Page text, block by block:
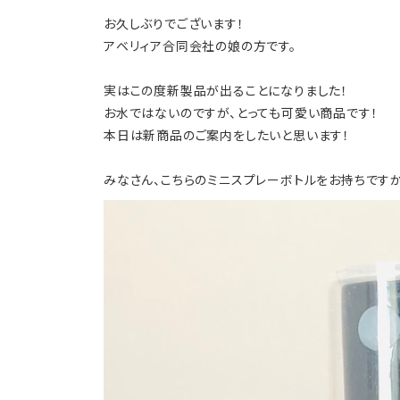
お久しぶりでございます！
アベリィア合同会社の娘の方です。
実はこの度新製品が出ることになりました！
お水ではないのですが、とっても可愛い商品です！
本日は新商品のご案内をしたいと思います！
みなさん、こちらのミニスプレーボトルをお持ちです